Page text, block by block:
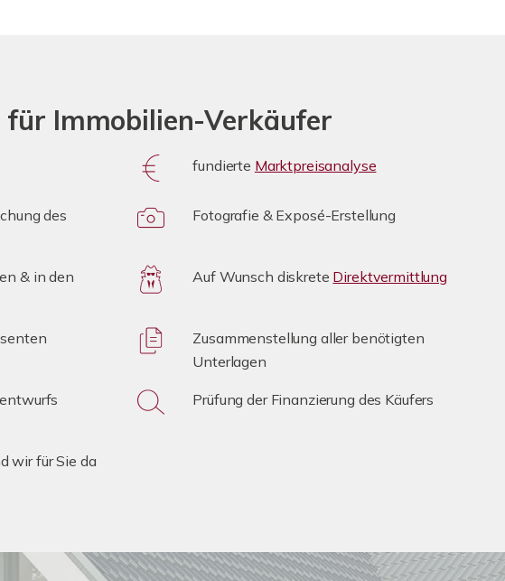
für Immobilien-Verkäufer
fundierte Marktpreisanalyse
des
Fotografie & Exposé-Erstellung
& in den
Auf Wunsch diskrete Direktvermittlung
Zusammenstellung aller benötigten
Unterlagen
Prüfung der Finanzierung des Käufers
wir für Sie da